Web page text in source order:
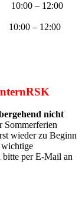
10:00 – 12:00
– 12:00
nicht
Sommerferien
wieder zu Beginn
wichtige
bitte per E-Mail an